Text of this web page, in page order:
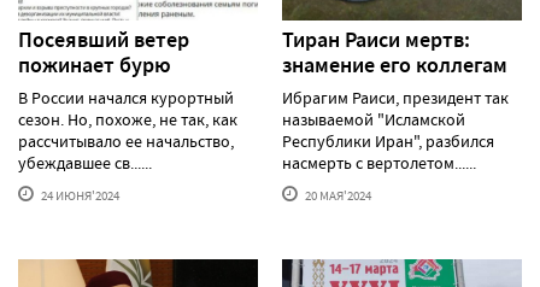
Посеявший ветер
пожинает бурю
В России начался курортный
сезон. Но, похоже, не так, как
рассчитывало ее начальство,
убеждавшее св......
24 ИЮНЯ'2024
Тиран Раиси мертв:
знамение его коллегам
Ибрагим Раиси, президент так
называемой "Исламской
Республики Иран", разбился
насмерть с вертолетом......
20 МАЯ'2024